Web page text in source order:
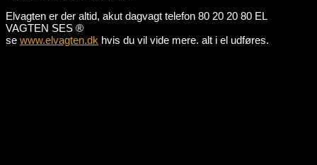
Elvagten er der altid, akut dagvagt telefon 80 20 20 80 EL
VAGTEN SES ®
se www.elvagten.dk hvis du vil vide mere. alt i el udføres.